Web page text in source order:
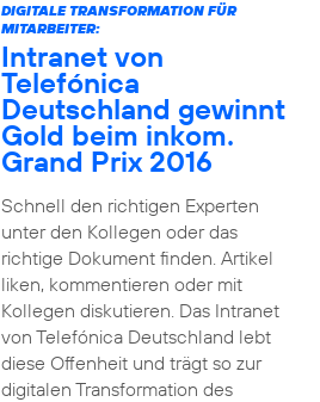
DIGITALE TRANSFORMATION FÜR
MITARBEITER:
Intranet von
Telefónica
Deutschland gewinnt
Gold beim inkom.
Grand Prix 2016
Schnell den richtigen Experten
unter den Kollegen oder das
richtige Dokument finden. Artikel
liken, kommentieren oder mit
Kollegen diskutieren. Das Intranet
von Telefónica Deutschland lebt
diese Offenheit und trägt so zur
digitalen Transformation des